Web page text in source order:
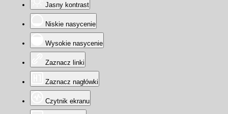
Jasny kontrast
Niskie nasycenie
Wysokie nasycenie
Zaznacz linki
Zaznacz nagłówki
Czytnik ekranu